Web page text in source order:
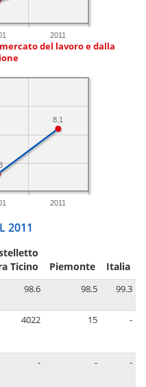
2011
del lavoro e dalla
2011
8.1
2011
Ticino
Piemonte Italia
98.6 98.5 99.3
4022 15 -
- - -